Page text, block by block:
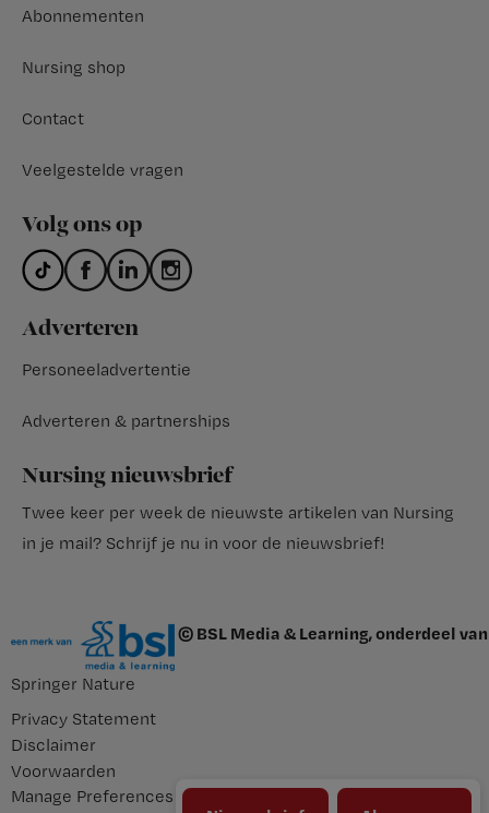
Abonnementen
Nursing shop
Contact
Veelgestelde vragen
Volg ons op
Adverteren
Personeeladvertentie
Adverteren & partnerships
Nursing nieuwsbrief
Twee keer per week de nieuwste artikelen van Nursing
in je mail? Schrijf je nu in voor de nieuwsbrief!
© BSL Media & Learning, onderdeel van
Springer Nature
Privacy Statement
Disclaimer
Voorwaarden
Manage Preferences